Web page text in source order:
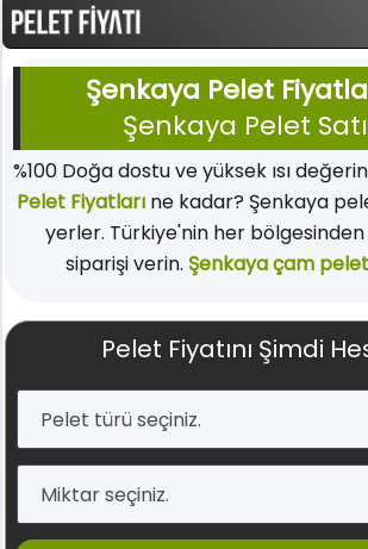
Şenkaya Pelet
Şenkaya Pelet
%100 Doğa dostu ve yüksek ısı
Pelet Fiyatları ne kadar? Şenkaya
yerler. Türkiye'nin her
siparişi verin. Şenkaya çam pelet
Pelet Fiyatını Şimdi